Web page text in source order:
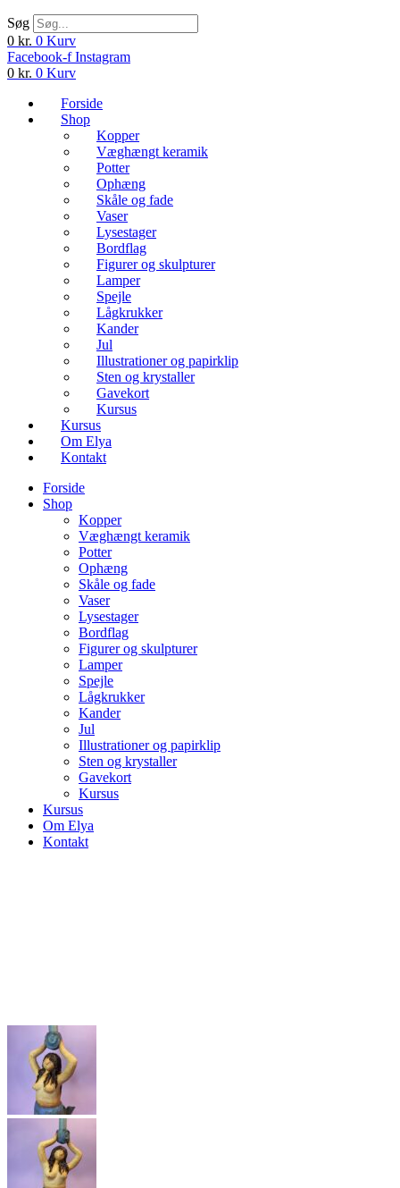
Søg
0 kr. 0 Kurv
Facebook-f Instagram
0 kr. 0 Kurv
Forside
Shop
Kopper
Væghængt keramik
Potter
Ophæng
Skåle og fade
Vaser
Lysestager
Bordflag
Figurer og skulpturer
Lamper
Spejle
Lågkrukker
Kander
Jul
Illustrationer og papirklip
Sten og krystaller
Gavekort
Kursus
Kursus
Om Elya
Kontakt
Forside
Shop
Kopper
Væghængt keramik
Potter
Ophæng
Skåle og fade
Vaser
Lysestager
Bordflag
Figurer og skulpturer
Lamper
Spejle
Lågkrukker
Kander
Jul
Illustrationer og papirklip
Sten og krystaller
Gavekort
Kursus
Kursus
Om Elya
Kontakt